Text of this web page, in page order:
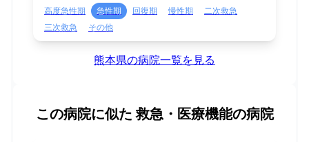
高度急性期 急性期 回復期 慢性期
二次救急
三次救急
その他
熊本県の病院一覧を見る
この病院に似た 救急・医療機能の病院